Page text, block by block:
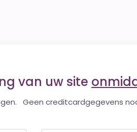
van uw site
Geen creditcardgegevens